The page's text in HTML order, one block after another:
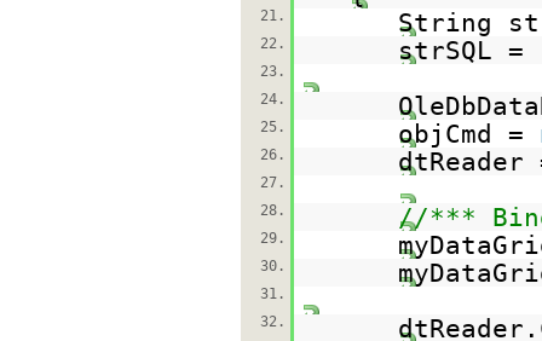
21. String
22. strSQL =
23.
24.
25. objCmd =
26. dtReader
27.
28.
//***
29.
30.
31.
32.